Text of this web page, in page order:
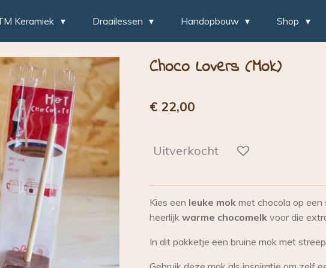
Keramiek Draailessen Handopbouw Shop
Choco Lovers (Mok)
€ 22,00
Uitverkocht
Kies een leuke mok met chocola op een
heerlijk warme chocomelk voor die
In dit pakketje een bruine mok met